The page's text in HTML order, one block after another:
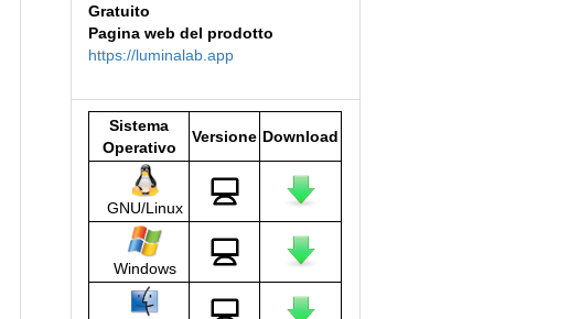
Gratuito
Pagina web del prodotto
https://luminalab.app
Sistema
Operativo
Versione Download
GNU/Linux
Windows